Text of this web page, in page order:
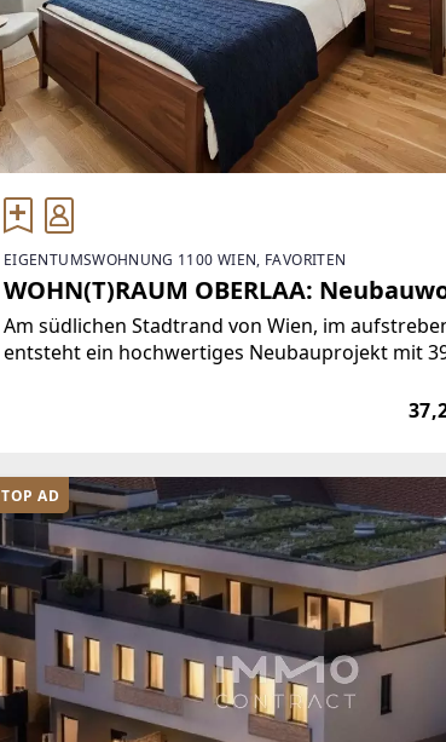
EIGENTUMSWOHNUNG 1100 WIEN, FAVORITEN
WOHN(T)RAUM OBERLAA:
Am südlichen Stadtrand von Wien, im
entsteht ein hochwertiges Neubauprojekt mit
TOP AD